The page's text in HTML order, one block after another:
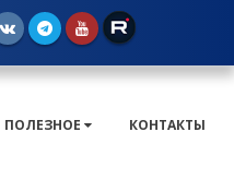
ПОЛЕЗНОЕ КОНТАКТЫ